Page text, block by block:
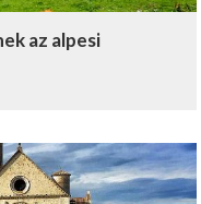
az alpesi